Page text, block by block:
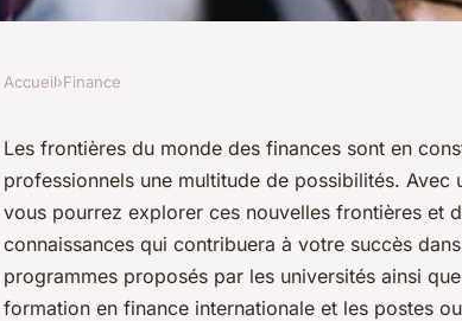
finance
frontières
Accueil›Finance
Les frontières du monde des finances sont en
professionnels une multitude de possibilités.
vous pourrez explorer ces nouvelles frontières et
connaissances qui contribuera à votre succès
programmes proposés par les universités ainsi
formation en finance internationale et les postes